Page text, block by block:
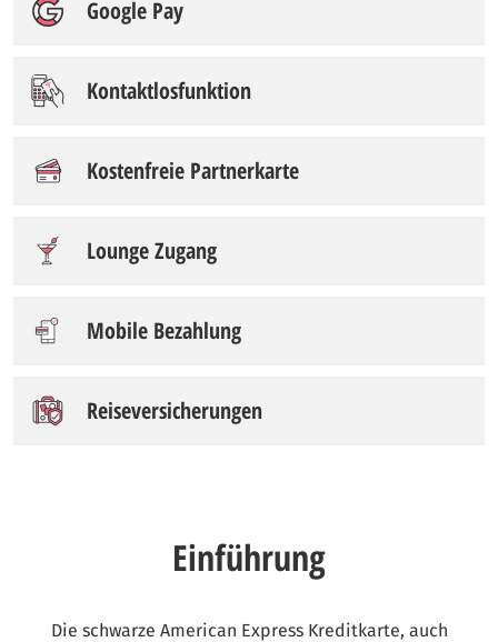
Google Pay
Kontaktlosfunktion
Kostenfreie Partnerkarte
Lounge Zugang
Mobile Bezahlung
Reiseversicherungen
Einführung
Die schwarze American Express Kreditkarte, auch